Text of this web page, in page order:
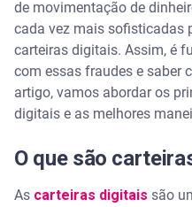
de movimentação de
cada vez mais sofisticadas
carteiras digitais. Assim, é
com essas fraudes e saber
artigo, vamos abordar os
digitais e as melhores
O que são
As carteiras digitais são